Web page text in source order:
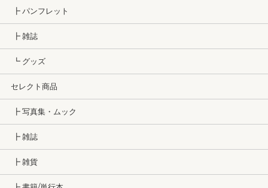
┣ パンフレット
┣ 雑誌
┗ グッズ
セレクト商品
┣ 写真集・ムック
┣ 雑誌
┣ 雑貨